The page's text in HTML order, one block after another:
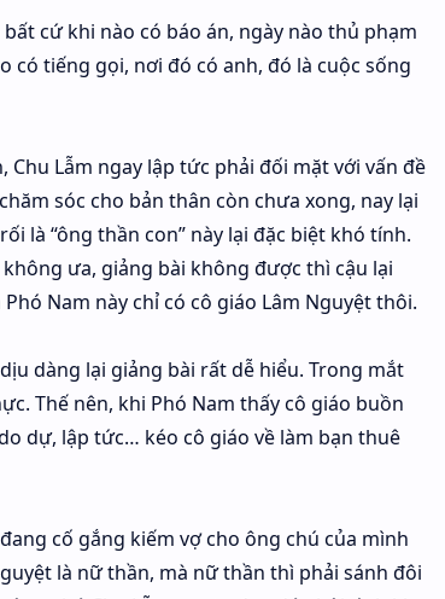
cứ khi nào có báo án, ngày nào thủ phạm
có tiếng gọi, nơi đó có anh, đó là cuộc sống
Lẫm ngay lập tức phải đối mặt với vấn đề
sóc cho bản thân còn chưa xong, nay lại
là “ông thần con” này lại đặc biệt khó tính.
ưa, giảng bài không được thì cậu lại
Nam này chỉ có cô giáo Lâm Nguyệt thôi.
dàng lại giảng bài rất dễ hiểu. Trong mắt
Thế nên, khi Phó Nam thấy cô giáo buồn
dự, lập tức… kéo cô giáo về làm bạn thuê
cố gắng kiếm vợ cho ông chú của mình
là nữ thần, mà nữ thần thì phải sánh đôi